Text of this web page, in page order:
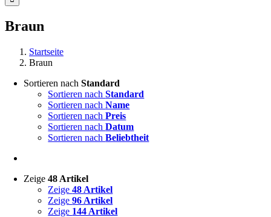
Braun
Startseite
Braun
Sortieren nachStandard
Sortieren nachStandard
Sortieren nachName
Sortieren nachPreis
Sortieren nachDatum
Sortieren nachBeliebtheit
Zeige48 Artikel
Zeige48 Artikel
Zeige96 Artikel
Zeige 144 Artikel